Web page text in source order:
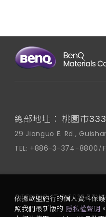
總部地址： 桃園市
29 Jianguo E. Rd.,
TEL: +886-3-374-8800
COPYRIGHT © 2025
依據歐盟施行的個人資料保
照我們最新版的 隱私權聲明 。